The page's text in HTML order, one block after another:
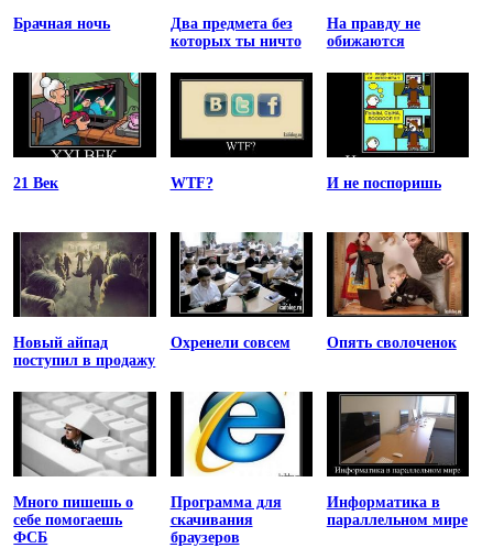
Брачная ночь
Два предмета без
которых ты ничто
На правду не
обижаются
21 Век WTF? И не поспоришь
Новый айпад
поступил в продажу
Охренели совсем Опять сволоченок
Много пишешь о
себе помогаешь
ФСБ
Программа для
скачивания
браузеров
Информатика в
параллельном мире